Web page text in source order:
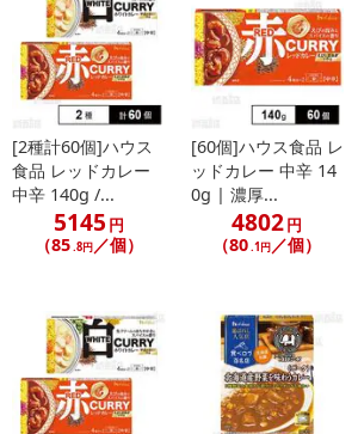
[2種計60個]ハウス
食品 レッドカレー
中辛 140g /...
5145 円
（85.8円／個）
[60個]ハウス食品 レ
ッドカレー 中辛 14
0g | 濃厚...
4802円
（80.1円／個）